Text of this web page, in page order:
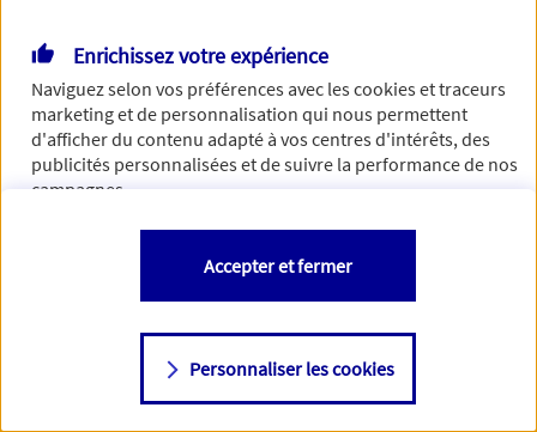
Si besoin, vous pouvez nous joindre via notre page de
contact.
> Nous contacter
Enrichissez votre expérience
Naviguez selon vos préférences avec lescookies et traceurs
marketing et de personnalisation qui nous permettent
d'afficher du contenu adapté à vos centres d'intérêts, des
publicités personnalisées et de suivre la performance de nos
campagnes.
Vous êtes libre de les accepter, de les refuser comme de
changer d'avis à tout moment en allant sur
Consulter notre politique decookies
Personnaliser les cookies
Accepter et fermer